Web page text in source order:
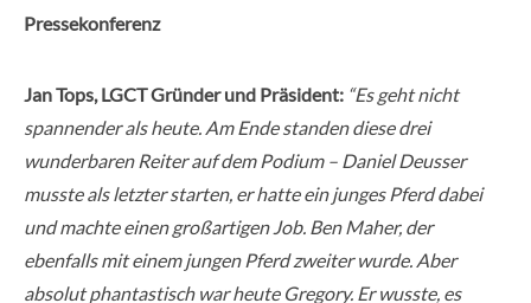
Pressekonferenz
Jan Tops, LGCT Gründer und Präsident: “Es geht nicht
spannender als heute. Am Ende standen diese drei
wunderbaren Reiter auf dem Podium – Daniel Deusser
musste als letzter starten, er hatte ein junges Pferd dabei
und machte einen großartigen Job. Ben Maher, der
ebenfalls mit einem jungen Pferd zweiter wurde. Aber
absolut phantastisch war heute Gregory. Er wusste, es